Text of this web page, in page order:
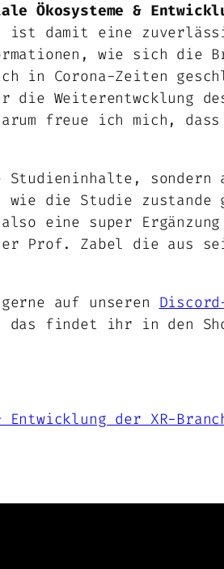
Ökosysteme &
ist damit eine
wie sich
Corona-Zeiten
die Weiterentwcklung
freue ich mich,
sondern
die Studie zustande
eine super
Prof. Zabel die aus
auf unseren
findet ihr in den
der XR-